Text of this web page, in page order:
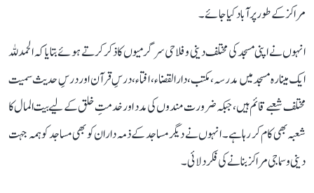
مراکز کے طور پر آباد کیا جائے۔
انہوں نے اپنی مسجد کی مختلف دینی و فلاحی سرگرمیوں کا ذکر کرتے ہوئے بتایا کہ الحمدللہ
ایک مینارہ مسجد میں مدرسہ، مکتب، دارالقضاء، افتاء، درسِ قرآن اور درسِ حدیث سمیت
مختلف شعبے قائم ہیں، جبکہ ضرورت مندوں کی مدد اور خدمتِ خلق کے لیے بیت المال کا
شعبہ بھی کام کر رہا ہے۔ انہوں نے دیگر مساجد کے ذمہ داران کو بھی مساجد کو ہمہ جہت
دینی و سماجی مراکز بنانے کی فکر دلائی۔